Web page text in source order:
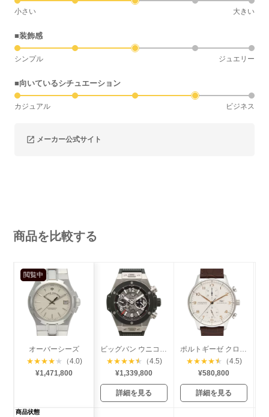
小さい 大きい
■装飾感
シンプル ジュエリー
■向いているシチュエーション
カジュアル ビジネス
メーカー公式サイト
商品を比較する
閲覧中
オーバーシーズ
★★★★ ★
（4.0)
¥1,471,800
ビッグバン ウニコ チタニウム セラミック
★★★★★
（4.5)
¥1,339,800
詳細を見る
ポルトギーゼ クロノグラフ
★★★★★
（4.5)
¥580,800
詳細を見る
商品状態